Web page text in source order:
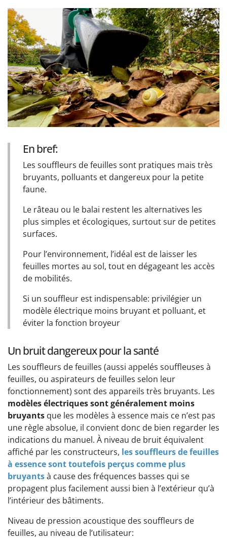
En bref:
Les souffleurs de feuilles sont pratiques mais très
bruyants, polluants et dangereux pour la petite
faune.
Le râteau ou le balai restent les alternatives les
plus simples et écologiques, surtout sur de petites
surfaces.
Pour l’environnement, l’idéal est de laisser les
feuilles mortes au sol, tout en dégageant les accès
de mobilités.
Si un souffleur est indispensable: privilégier un
modèle électrique moins bruyant et polluant, et
éviter la fonction broyeur
Un bruit dangereux pour la santé
Les souffleurs de feuilles (aussi appelés souffleuses à
feuilles, ou aspirateurs de feuilles selon leur
fonctionnement) sont des appareils très bruyants. Les
modèles électriques sont généralement moins
bruyants que les modèles à essence mais ce n’est pas
une règle absolue, il convient donc de bien regarder les
indications du manuel. À niveau de bruit équivalent
affiché par les constructeurs, les souffleurs de feuilles
à essence sont toutefois perçus comme plus
bruyantsà cause des fréquences basses qui se
propagent plus facilement aussi bien à l’extérieur qu’à
l’intérieur des bâtiments.
Niveau de pression acoustique des souffleurs de
feuilles, au niveau de l’utilisateur: